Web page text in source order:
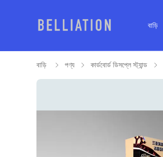
বাড়ি
বাড়ি পণ্য কার্ডবোর্ড ডিসপ্লে স্ট্যান্ড